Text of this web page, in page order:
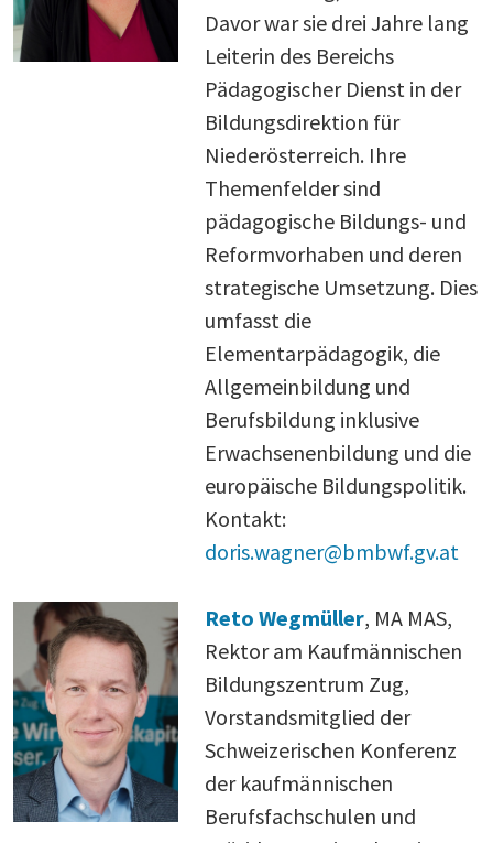
Davor war sie drei Jahre lang
Leiterin des Bereichs
Pädagogischer Dienst in der
Bildungsdirektion für
Niederösterreich. Ihre
Themenfelder sind
pädagogische Bildungs- und
Reformvorhaben und deren
strategische Umsetzung. Dies
umfasst die
Elementarpädagogik, die
Allgemeinbildung und
Berufsbildung inklusive
Erwachsenenbildung und die
europäische Bildungspolitik.
Kontakt:
doris.wagner@bmbwf.gv.at
Reto Wegmüller, MA MAS,
Rektor am Kaufmännischen
Bildungszentrum Zug,
Vorstandsmitglied der
Schweizerischen Konferenz
der kaufmännischen
Berufsfachschulen und